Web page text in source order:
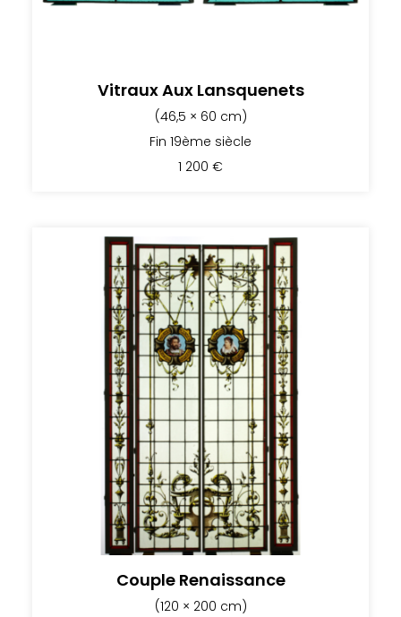
Vitraux Aux Lansquenets
(46,5 × 60 cm)
Fin 19ème siècle
1 200 €
Couple Renaissance
(120 × 200 cm)